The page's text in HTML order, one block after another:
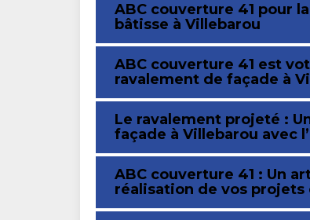
ABC couverture 41 pour
bâtisse à Villebarou
ABC couverture 41 est
ravalement de façade à
Le ravalement projeté :
façade à Villebarou avec
ABC couverture 41 : Un
réalisation de vos projets